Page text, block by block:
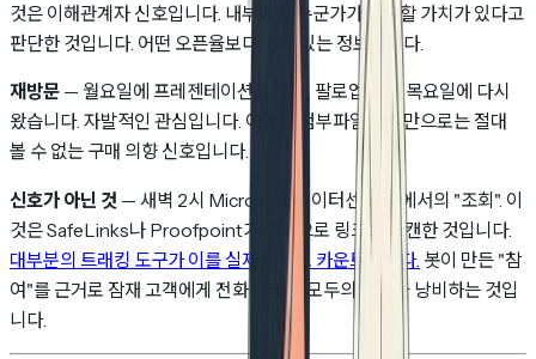
것은 이해관계자 신호입니다. 내부에서 누군가가 공유할 가치가 있다고
판단한 것입니다. 어떤 오픈율보다 가치 있는 정보입니다.
재방문 — 월요일에 프레젠테이션을 보고, 팔로업 없이 목요일에 다시
왔습니다. 자발적인 관심입니다. 이메일 첨부파일 추적만으로는 절대
볼 수 없는 구매 의향 신호입니다.
신호가 아닌 것 — 새벽 2시 Microsoft 데이터센터 IP에서의 "조회". 이
것은 SafeLinks나 Proofpoint가 자동으로 링크를 스캔한 것입니다.
대부분의 트래킹 도구가 이를 실제 조회로 카운트합니다. 봇이 만든 "참
여"를 근거로 잠재 고객에게 전화한다면, 모두의 시간을 낭비하는 것입
니다.